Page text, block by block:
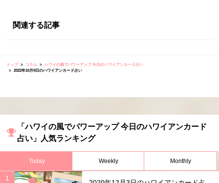
関連する記事
トップ コラム
ハワイの風でパワーアップ 今日のハワイアンカード占い
2022年10月9日のハワイアンカード占い
「ハワイの風でパワーアップ 今日のハワイアンカード
占い」人気ランキング
Today Weekly Monthly